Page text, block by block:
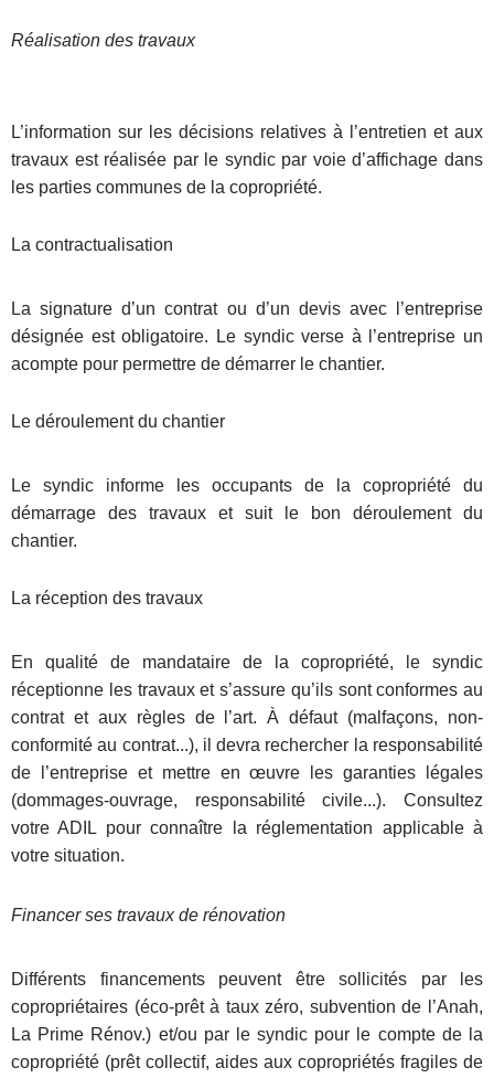
Réalisation des travaux
L’information sur les décisions relatives à l’entretien et aux
travaux est réalisée par le syndic par voie d’affichage dans
les parties communes de la copropriété.
La contractualisation
La signature d’un contrat ou d’un devis avec l’entreprise
désignée est obligatoire. Le syndic verse à l’entreprise un
acompte pour permettre de démarrer le chantier.
Le déroulement du chantier
Le syndic informe les occupants de la copropriété du
démarrage des travaux et suit le bon déroulement du
chantier.
La réception des travaux
En qualité de mandataire de la copropriété, le syndic
réceptionne les travaux et s’assure qu’ils sont conformes au
contrat et aux règles de l’art. À défaut (malfaçons, non-
conformité au contrat...), il devra rechercher la responsabilité
de l’entreprise et mettre en œuvre les garanties légales
(dommages-ouvrage, responsabilité civile...). Consultez
votre ADIL pour connaître la réglementation applicable à
votre situation.
Financer ses travaux de rénovation
Différents financements peuvent être sollicités par les
copropriétaires (éco-prêt à taux zéro, subvention de l’Anah,
La Prime Rénov.) et/ou par le syndic pour le compte de la
copropriété (prêt collectif, aides aux copropriétés fragiles de